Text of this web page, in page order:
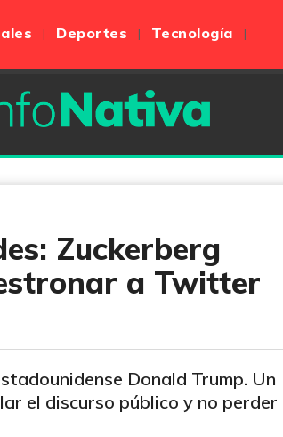
Deportes
Tecnología
Zuckerberg
a Twitter
Donald Trump. Un
el discurso público y no perder